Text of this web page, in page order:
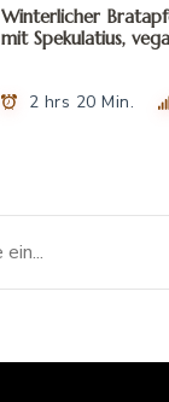
Winterlicher
mit Spekulatius,
2 hrs 20 Min.